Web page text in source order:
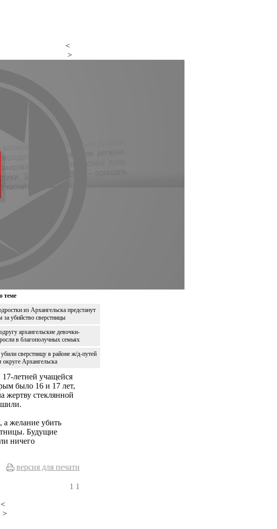
<
>
теме
из Архангельска предстанут
за убийство сверстницы
архангельские девочки-
в благополучных семьях
сверстницу в районе ж/д-путей
Архангельска
17-летней учащейся
было 16 и 17 лет,
жертву стеклянной
а желание убить
Будущие
ничего
версия для печати
1 1
<
>